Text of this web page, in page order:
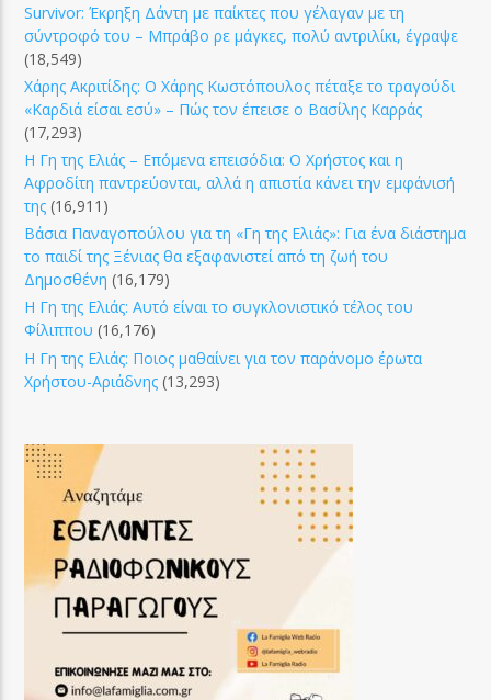
Survivor: Έκρηξη Δάντη με παίκτες που γέλαγαν με τη
σύντροφό του – Μπράβο ρε μάγκες, πολύ αντριλίκι, έγραψε
(18,549)
Χάρης Ακριτίδης: Ο Χάρης Κωστόπουλος πέταξε το τραγούδι
«Καρδιά είσαι εσύ» – Πώς τον έπεισε ο Βασίλης Καρράς
(17,293)
Η Γη της Ελιάς – Επόμενα επεισόδια: Ο Χρήστος και η
Αφροδίτη παντρεύονται, αλλά η απιστία κάνει την εμφάνισή
της (16,911)
Βάσια Παναγοπούλου για τη «Γη της Ελιάς»: Για ένα διάστημα
το παιδί της Ξένιας θα εξαφανιστεί από τη ζωή του
Δημοσθένη (16,179)
Η Γη της Ελιάς: Αυτό είναι το συγκλονιστικό τέλος του
Φίλιππου (16,176)
Η Γη της Ελιάς: Ποιος μαθαίνει για τον παράνομο έρωτα
Χρήστου-Αριάδνης (13,293)